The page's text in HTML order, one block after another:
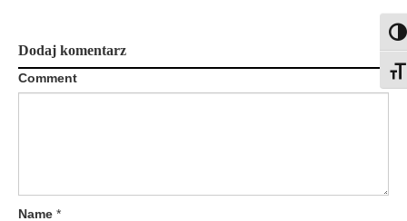
c
j
p
Dodaj komentarz
Comment
Name *